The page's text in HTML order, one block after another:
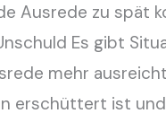
Ausrede zu spät
Es gibt
mehr
erschüttert ist